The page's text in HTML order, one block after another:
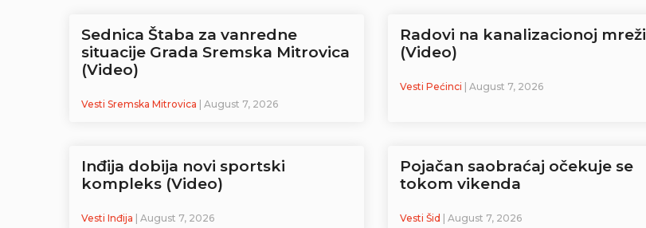
Sednica Štaba za vanredne
situacije Grada Sremska Mitrovica
(Video)
Vesti Sremska Mitrovica | August 7, 2026
Radovi na kanalizacionoj mreži
(Video)
Vesti Pećinci | August 7, 2026
Inđija dobija novi sportski
kompleks (Video)
Vesti Inđija | August 7, 2026
Pojačan saobraćaj očekuje se
tokom vikenda
Vesti Šid | August 7, 2026